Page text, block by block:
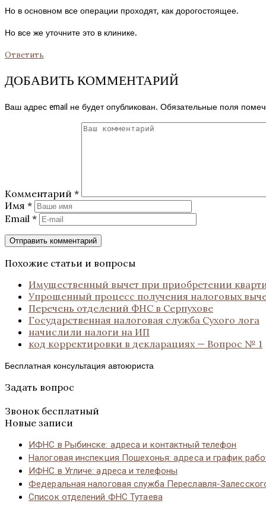
Но в основном все операции проходят, как дорогостоящее.
Но все же уточните это в клинике.
Ответить
ДОБАВИТЬ КОММЕНТАРИЙ
Ваш адрес email не будет опубликован. Обязательные поля
Комментарий *
Имя *
Email *
Похожие статьи и вопросы
Имущественный вычет при приобретении
Упрощенный процесс получения налоговых
Перечень отделений ФНС в Серпухове
Государственная налоговая служба Сухого лога
начислили налоги на ИП
код корректировки в декларациях — Вопрос № 1
Бесплатная консультация автоюриста
Задать вопрос
Звонок бесплатный
Новые записи
ИФНС в Рыбинске: адреса и контактный телефон
Налоговая инспекция Пошехонья: адреса и график
ИФНС в Угличе: адреса и телефоны
Федеральная налоговая служба Переславля-
Список отделений ФНС Тутаева